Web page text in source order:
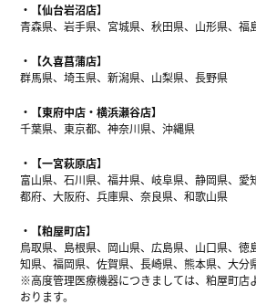
【仙台岩沼店】
青森県、岩手県、宮城県、秋田県、山形県、福
【久喜菖蒲店】
群馬県、埼玉県、新潟県、山梨県、長野県
【東府中店・横浜瀬谷店】
千葉県、東京都、神奈川県、沖縄県
【一宮萩原店】
富山県、石川県、福井県、岐阜県、静岡県、愛
都府、大阪府、兵庫県、奈良県、和歌山県
【粕屋町店】
鳥取県、島根県、岡山県、広島県、山口県、徳
知県、福岡県、佐賀県、長崎県、熊本県、大分
※高度管理医療機器につきましては、粕屋町店
おります。